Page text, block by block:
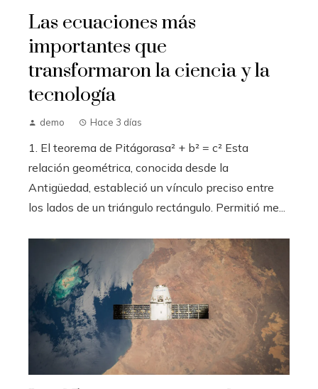
Las ecuaciones más
importantes que
transformaron la ciencia y la
tecnología
demo Hace 3 días
1. El teorema de Pitágorasa² + b² = c² Esta
relación geométrica, conocida desde la
Antigüedad, estableció un vínculo preciso entre
los lados de un triángulo rectángulo. Permitió me...